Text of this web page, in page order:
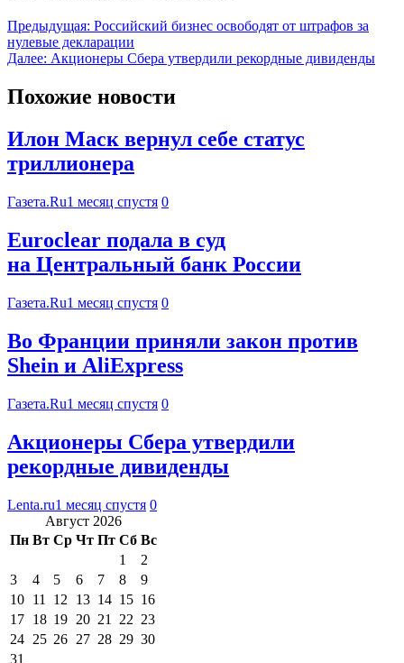
Предыдущая: Российский бизнес освободят от штрафов за
нулевые декларации
Далее: Акционеры Сбера утвердили рекордные дивиденды
Похожие новости
Илон Маск вернул себе статус
триллионера
Газета.Ru1 месяц спустя 0
Euroclear подала в суд
на Центральный банк России
Газета.Ru1 месяц спустя 0
Во Франции приняли закон против
Shein и AliExpress
Газета.Ru1 месяц спустя 0
Акционеры Сбера утвердили
рекордные дивиденды
Lenta.ru1 месяц спустя 0
Август 2026
Пн Вт Ср Чт Пт Сб Вс
1
2
3
4 5 6 7 8
9
10 11 12 13 14 15 16
17 18 19 20 21 22 23
24 25 26 27 28 29 30
31